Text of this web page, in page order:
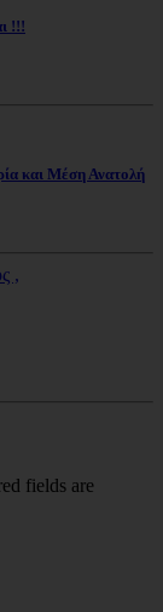
!!!
και Μέση Ανατολή
fields are